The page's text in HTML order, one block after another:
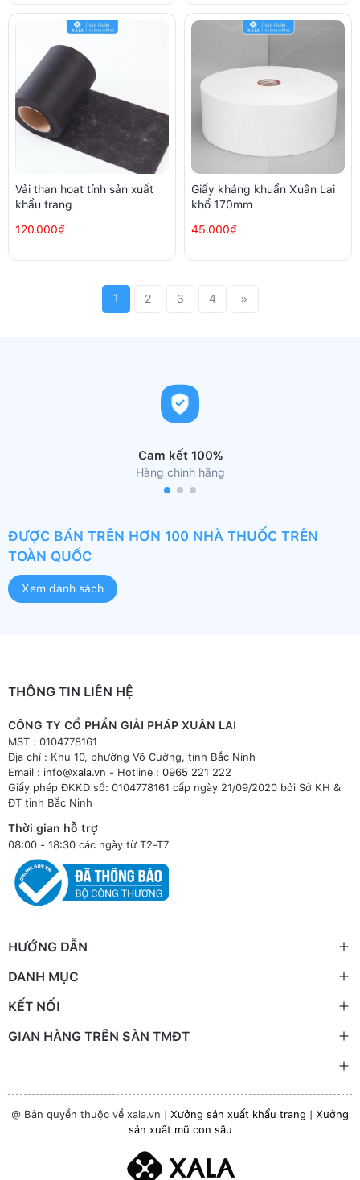
Vải than hoạt tính sản xuất
khẩu trang
120.000₫
Giấy kháng khuẩn Xuân Lai
khổ 170mm
45.000₫
1 2 3 4 »
Cam kết 100%
Hàng chính hãng
ĐƯỢC BÁN TRÊN HƠN 100 NHÀ THUỐC TRÊN
TOÀN QUỐC
Xem danh sách
THÔNG TIN LIÊN HỆ
CÔNG TY CỔ PHẦN GIẢI PHÁP XUÂN LAI
MST : 0104778161
Địa chỉ : Khu 10, phường Võ Cường, tỉnh Bắc Ninh
Email : info@xala.vn - Hotline : 0965 221 222
Giấy phép ĐKKD số: 0104778161 cấp ngày 21/09/2020 bởi Sở KH &
ĐT tỉnh Bắc Ninh
Thời gian hỗ trợ
08:00 - 18:30 các ngày từ T2-T7
HƯỚNG DẪN
DANH MỤC
KẾT NỐI
GIAN HÀNG TRÊN SÀN TMĐT
@ Bản quyền thuộc về xala.vn | Xưởng sản xuất khẩu trang | Xưởng
sản xuất mũ con sâu